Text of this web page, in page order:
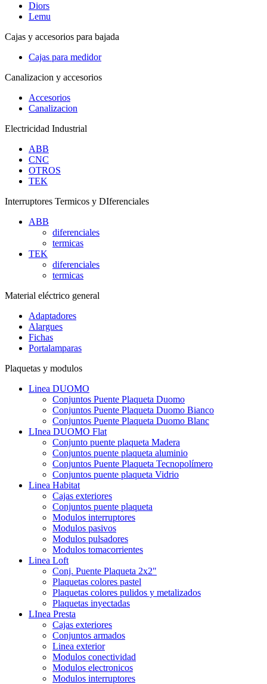
Diors
Lemu
Cajas y accesorios para bajada
Cajas para medidor
Canalizacion y accesorios
Accesorios
Canalizacion
Electricidad Industrial
ABB
CNC
OTROS
TEK
Interruptores Termicos y DIferenciales
ABB
diferenciales
termicas
TEK
diferenciales
termicas
Material eléctrico general
Adaptadores
Alargues
Fichas
Portalamparas
Plaquetas y modulos
Linea DUOMO
Conjuntos Puente Plaqueta Duomo
Conjuntos Puente Plaqueta Duomo Bianco
Conjuntos Puente Plaqueta Duomo Blanc
LInea DUOMO Flat
Conjunto puente plaqueta Madera
Conjuntos puente plaqueta aluminio
Conjuntos Puente Plaqueta Tecnopolímero
Conjuntos puente plaqueta Vidrio
Linea Habitat
Cajas exteriores
Conjuntos puente plaqueta
Modulos interruptores
Modulos pasivos
Modulos pulsadores
Modulos tomacorrientes
Linea Loft
Conj. Puente Plaqueta 2x2"
Plaquetas colores pastel
Plaquetas colores pulidos y metalizados
Plaquetas inyectadas
LInea Presta
Cajas exteriores
Conjuntos armados
Linea exterior
Modulos conectividad
Modulos electronicos
Modulos interruptores